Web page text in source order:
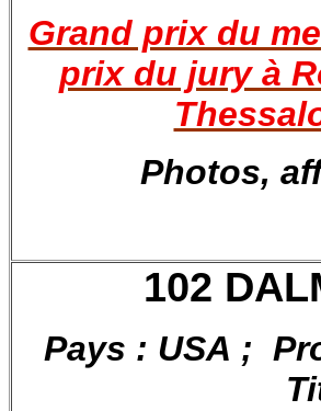
Grand prix du
prix du jury à
Photos,
102
Pays : USA ;